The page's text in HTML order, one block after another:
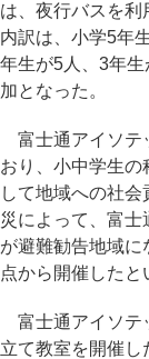
は、夜行バスを利
内訳は、小学5年
年生が5人、3年
加となった。
富士通アイソテ
おり、小中学生の
して地域への社
災によって、富
が避難勧告地域
点から開催したと
富士通アイソテ
立て教室を開催